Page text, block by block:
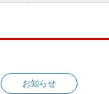
お知らせ